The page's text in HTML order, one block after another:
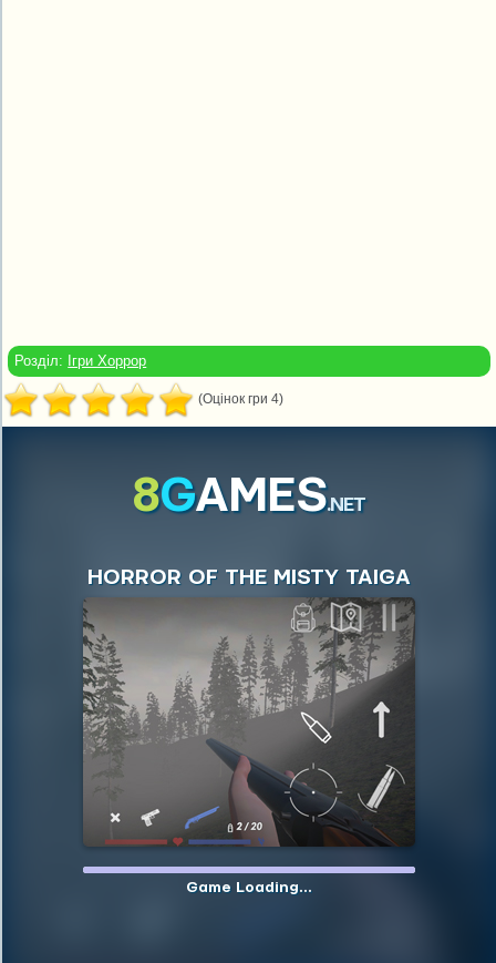
Розділ: Ігри Хоррор
(Оцінок гри 4)